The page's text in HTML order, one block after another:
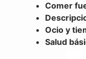
Comer
Ocio y
Salud